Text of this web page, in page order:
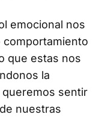
emocional nos
que estas nos
la
sentir
nuestras